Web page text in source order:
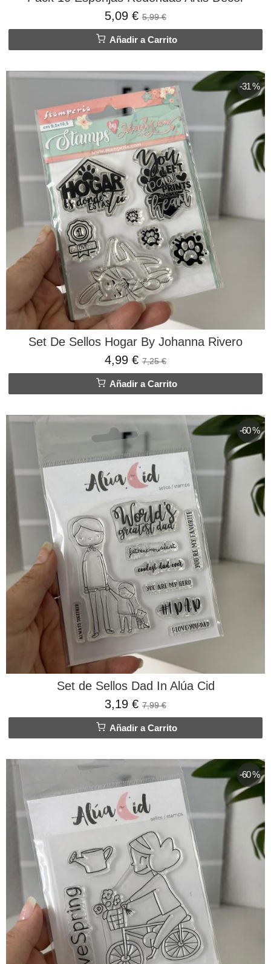
5,09 € 5,99 €
Añadir a Carrito
-31 %
Set De Sellos Hogar By Johanna Rivero
4,99 € 7,25 €
Añadir a Carrito
-60 %
Set de Sellos Dad In Alúa Cid
3,19 € 7,99 €
Añadir a Carrito
-60 %